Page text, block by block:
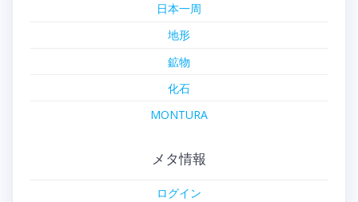
日本一周
地形
鉱物
化石
MONTURA
メタ情報
ログイン